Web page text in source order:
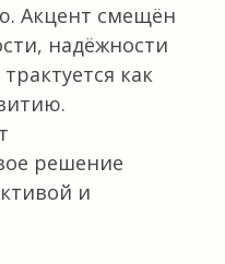
Акцент смещён
надёжности
как
решение
и